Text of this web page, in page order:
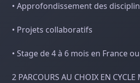
• Approfondissement des
• Projets collaboratifs
• Stage de 4 à 6 mois en France
2 PARCOURS AU CHOIX EN CYCLE